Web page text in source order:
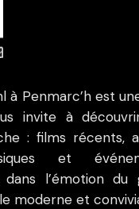
à Penmarc’h est
invite à
: films récents,
et
dans l’émotion du
moderne et